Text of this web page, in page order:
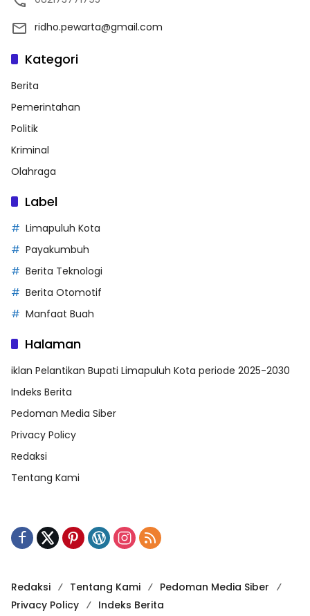
ridho.pewarta@gmail.com
Kategori
Berita
Pemerintahan
Politik
Kriminal
Olahraga
Label
Limapuluh Kota
Payakumbuh
Berita Teknologi
Berita Otomotif
Manfaat Buah
Halaman
iklan Pelantikan Bupati Limapuluh Kota periode 2025-2030
Indeks Berita
Pedoman Media Siber
Privacy Policy
Redaksi
Tentang Kami
Redaksi Tentang Kami
Pedoman Media Siber
Privacy Policy
Indeks Berita